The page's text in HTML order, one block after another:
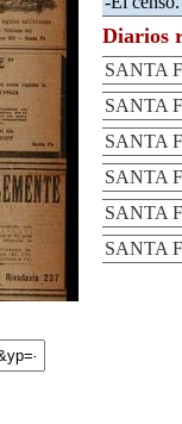
Diarios
SANTA
SANTA
SANTA
SANTA
SANTA
SANTA